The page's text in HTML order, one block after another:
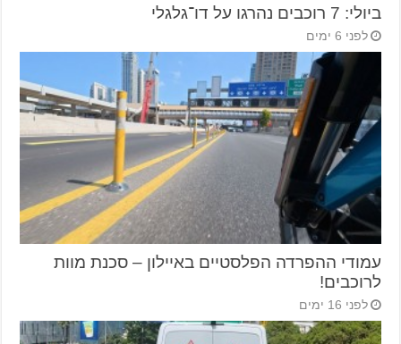
ביולי: 7 רוכבים נהרגו על דו־גלגלי
לפני 6 ימים
עמודי ההפרדה הפלסטיים באיילון – סכנת מוות
לרוכבים!
לפני 16 ימים